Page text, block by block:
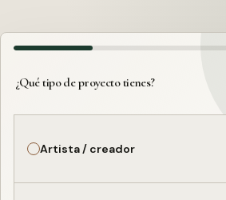
¿Qué tipo de proyecto tienes?
Artista / creador